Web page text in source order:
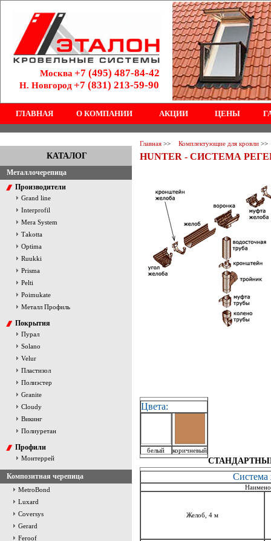
Москва +7 (495) 487-84-42
Н. Новгород+7 (831) 213-59-90
ГЛАВНАЯ О КОМПАНИИ АКЦИИ ЦЕНЫ
КАТАЛОГ
Металлочерепица
Производители
Grand line
Interprofil
Mera System
Тakotta
Optima
Ruukki
Prisma
Pelti
Poimukate
Металл Профиль
Покрытия
Пурал
Solano
Velur
Пластизол
Полиэстер
Granite
Cloudy
Викинг
Полиуретан
Профили
Монтеррей
Композитная черепица
MetroBond
Luxard
Coversys
Gerard
Feroof
Главная >> Комплектующие для кровли >>
HUNTER - СИСТЕМА
Цвета:
белый коричневый
Система
Желоб, 4 м